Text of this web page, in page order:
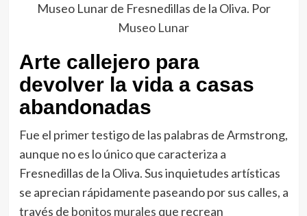
Museo Lunar de Fresnedillas de la Oliva. Por
Museo Lunar
Arte callejero para
devolver la vida a casas
abandonadas
Fue el primer testigo de las palabras de Armstrong,
aunque no es lo único que caracteriza a
Fresnedillas de la Oliva. Sus inquietudes artísticas
se aprecian rápidamente paseando por sus calles, a
través de bonitos murales que recrean